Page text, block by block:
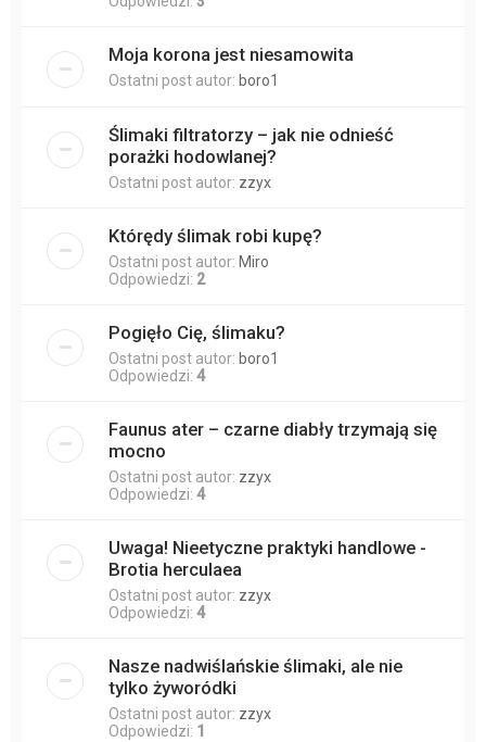
Moja korona jest niesamowita
Ostatni post autor: boro1
Ślimaki filtratorzy – jak nie odnieść
porażki hodowlanej?
Ostatni post autor: zzyx
Którędy ślimak robi kupę?
Ostatni post autor: Miro
Odpowiedzi: 2
Pogięło Cię, ślimaku?
Ostatni post autor: boro1
Odpowiedzi: 4
Faunus ater – czarne diabły trzymają się
mocno
Ostatni post autor: zzyx
Odpowiedzi: 4
Uwaga! Nieetyczne praktyki handlowe -
Brotia herculaea
Ostatni post autor: zzyx
Odpowiedzi: 4
Nasze nadwiślańskie ślimaki, ale nie
tylko żyworódki
Ostatni post autor: zzyx
Odpowiedzi: 1